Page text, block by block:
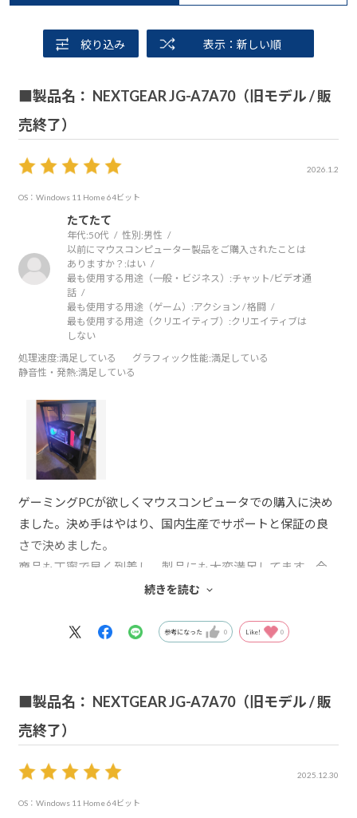
絞り込み 表示：新しい順
■製品名： NEXTGEAR JG-A7A70（旧モデル / 販
売終了）
2026.1.2
OS：Windows 11 Home 64ビット
たてたて
年代:50代 性別:男性
以前にマウスコンピューター製品をご購入されたことは
ありますか？:はい
最も使用する用途（一般・ビジネス）:チャット/ビデオ通
話
最も使用する用途（ゲーム）:アクション / 格闘
最も使用する用途（クリエイティブ）:クリエイティブは
しない
処理速度:満足している グラフィック性能:満足している
静音性・発熱:満足している
ゲーミングPCが欲しくマウスコンピュータでの購入に決め
ました。決め手はやはり、国内生産でサポートと保証の良
さで決めました。
商品も丁寧で早く到着し、製品にも大変満足してます。今
回は２台目のPCですが、前回もマウスコンピュータでの購
価な買い物になるので、保証やサポートは重要な条件だと
続きを読む
参考になった 0 Like! 0
■製品名： NEXTGEAR JG-A7A70（旧モデル / 販
売終了）
2025.12.30
OS：Windows 11 Home 64ビット